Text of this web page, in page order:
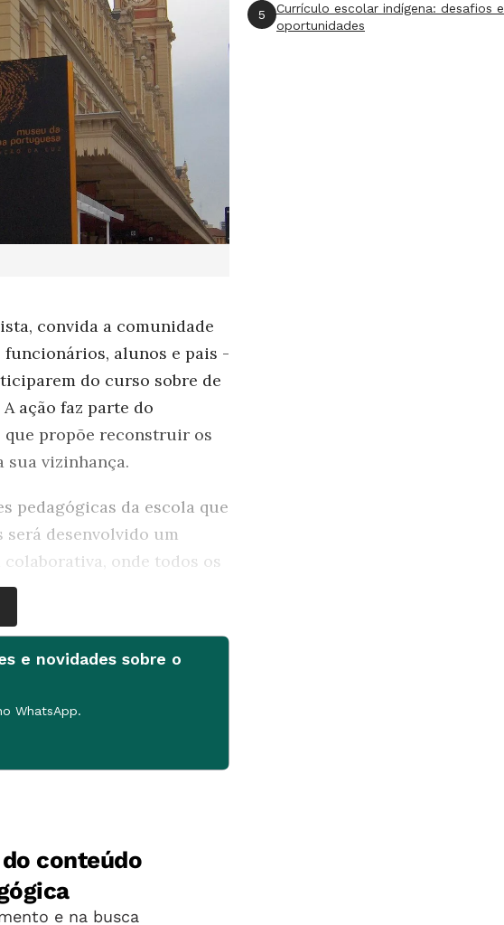
convida a comunidade
alunos e pais -
do curso sobre de
ação faz parte do
que propõe reconstruir os
sua vizinhança.
pedagógicas da escola que
desenvolvido um
onde todos os
procedimentos de
e análise de dados
e Énois – Escola-
Educativo e práticas
entre museus e
e novidades sobre o
WhatsApp.
5
Currículo escolar indígena: desafios e
oportunidades